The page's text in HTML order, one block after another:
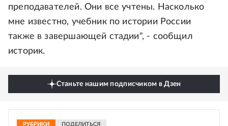
преподавателей. Они все учтены. Насколько
мне известно, учебник по истории России
также в завершающей стадии", - сообщил
историк.
Станьте нашим подписчиком в Дзен
РУБРИКИ ПОДЕЛИТЬСЯ